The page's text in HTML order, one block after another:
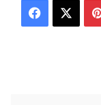
Facebook